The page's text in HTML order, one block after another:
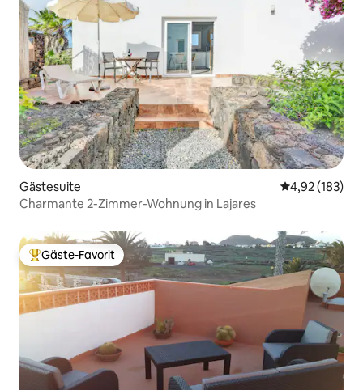
Gästesuite
4,92 (183)
Charmante 2-Zimmer-Wohnung in Lajares
Beliebter Gäste-Favorit.
Gäste-Favorit